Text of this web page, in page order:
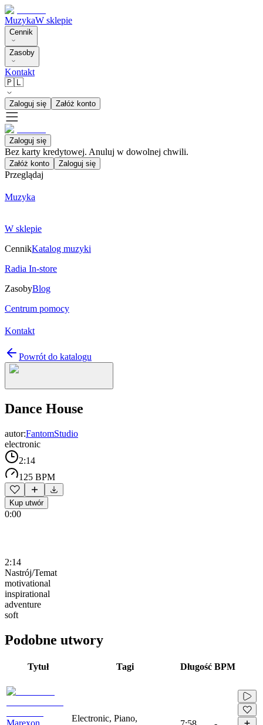
MuzykaW sklepie
Cennik
Zasoby
Kontakt
🇵🇱
Zaloguj się Załóż konto
Zaloguj się
Bez karty kredytowej. Anuluj w dowolnej chwili.
Załóż konto Zaloguj się
Przeglądaj
Muzyka
W sklepie
CennikKatalog muzyki
Radia In-store
ZasobyBlog
Centrum pomocy
Kontakt
Powrót do katalogu
Dance House
autor:FantomStudio
electronic
2:14
125 BPM
Kup utwór
0:00
2:14
Nastrój/Temat
motivational
inspirational
adventure
soft
Podobne utwory
Tytuł Tagi Długość BPM
Marexon
Electronic, Piano,